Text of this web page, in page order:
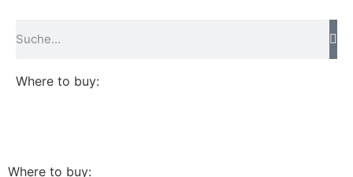
Where to buy:
Where to buy: